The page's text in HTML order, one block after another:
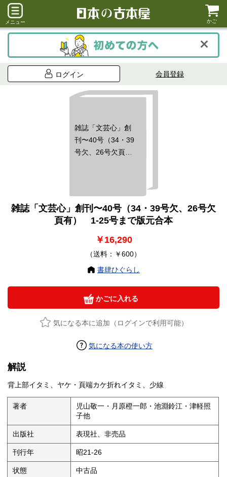
メニュー かご
ログイン 会員登録
雑誌「文芸心」創
刊〜40号（34・39
号欠、26号欠頁
雑誌「文芸心」創刊〜40号（34・39号欠、26号欠
頁有） 1-25号まで版元合本
￥16,290
（送料：￥600）
書肆ひぐらし
かごに入れる
気になる本に追加（ログインで利用可能）
気になる本の使い方
解説
背上部イタミ、ヤケ・頁端カケ折れイタミ、少線
著者
児山敬一・月原橙一郎・池淵鈴江・津軽照
子他
出版社 表現社、非売品
刊行年 昭21-26
状態 中古品